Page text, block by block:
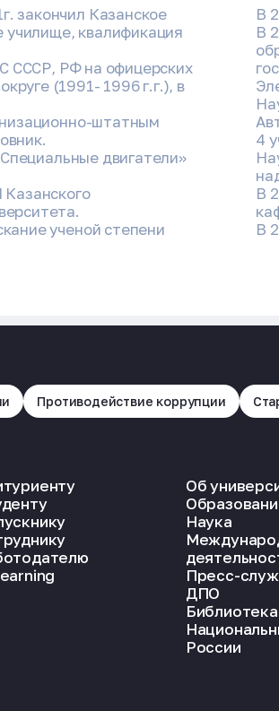
закончил Казанское
квалификация
СССР, РФ на офицерских
(1991- 1996 г.г.), в
штатным
двигатели»
ученой степени
В
В
4
В
В
Противодействие коррупции
Об
Наука
Пресс-
ДПО
Библиотека
России